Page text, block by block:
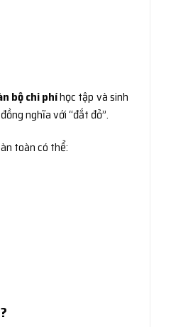
bộ chi phíhọc tập và sinh
nghĩa với “đắt đỏ”.
toàn có thể: